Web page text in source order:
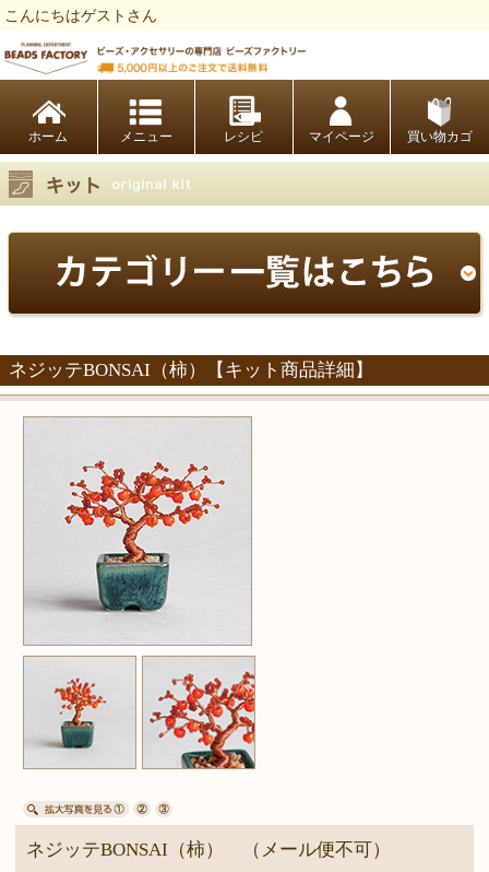
こんにちはゲストさん
ホーム レシピ マイページ 買い物カゴ
ネジッテBONSAI（柿）【キット商品詳細】
ネジッテBONSAI（柿） （メール便不可）